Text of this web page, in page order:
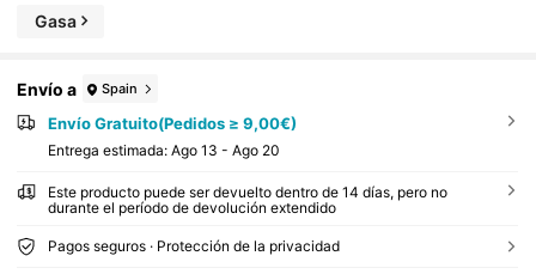
Gasa
Envío a Spain
Envío Gratuito(Pedidos ≥ 9,00€)
Entrega estimada: Ago 13 - Ago 20
Este producto puede ser devuelto dentro de 14 días, pero no
durante el período de devolución extendido
Pagos seguros · Protección de la privacidad